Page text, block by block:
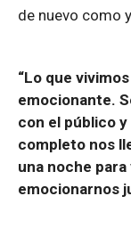
de nuevo como
“Lo que
emocionante.
con el público
completo nos
una noche
emocionarnos